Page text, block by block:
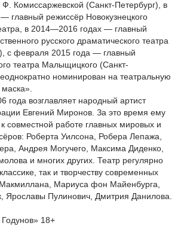
Комиссаржевской (Санкт-Петербург), в
главный режиссёр Новокузнецкого
в 2014—2016 годах — главный
русского драматического театра
с февраля 2015 года — главный
театра Малыщицкого (Санкт-
номинирован на театральную
года возглавляет народный артист
Евгений Миронов. За это время ему
совместной работе главных мировых и
Роберта Уилсона, Робера Лепажа,
Андрея Могучего, Максима Диденко,
и многих других. Театр регулярно
так и творчеству современных
Мариуса фон Майенбурга,
Ярославы Пулинович, Дмитрия Данилова.
18+